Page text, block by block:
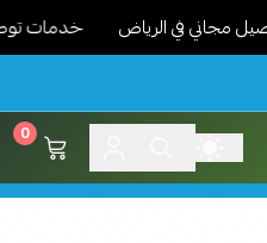
في الرياض خدمات
0